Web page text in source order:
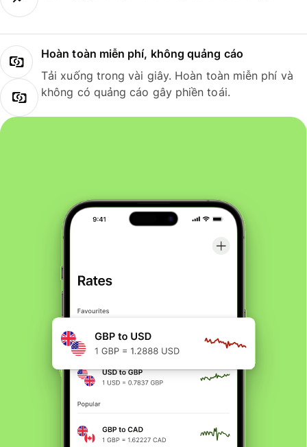
Hoàn toàn miễn phí, không quảng cáo
Tải xuống trong vài giây. Hoàn toàn miễn phí và
không có quảng cáo gây phiền toái.